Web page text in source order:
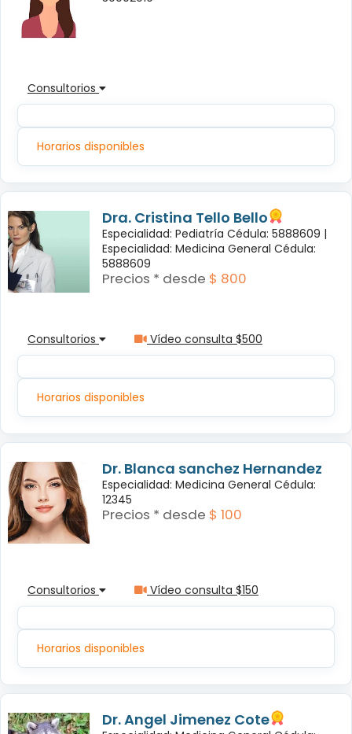
Consultorios
Horarios disponibles
Dra. Cristina Tello Bello
Especialidad: Pediatría Cédula: 5888609 |
Especialidad: Medicina General Cédula:
5888609
Precios * desde $ 800
Consultorios Vídeo consulta $500
Horarios disponibles
Dr. Blanca sanchez Hernandez
Especialidad: Medicina General Cédula:
12345
Precios * desde $ 100
Consultorios Vídeo consulta $150
Horarios disponibles
Dr. Angel Jimenez Cote